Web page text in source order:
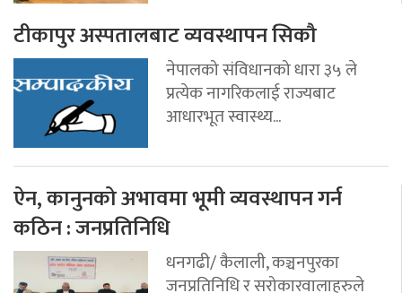
टीकापुर अस्पतालबाट व्यवस्थापन सिकौ
नेपालको संविधानको धारा ३५ ले
प्रत्येक नागरिकलाई राज्यबाट
आधारभूत स्वास्थ्य...
ऐन, कानुनको अभावमा भूमी व्यवस्थापन गर्न
कठिन : जनप्रतिनिधि
धनगढी/ कैलाली, कञ्चनपुरका
जनप्रतिनिधि र सरोकारवालाहरुले